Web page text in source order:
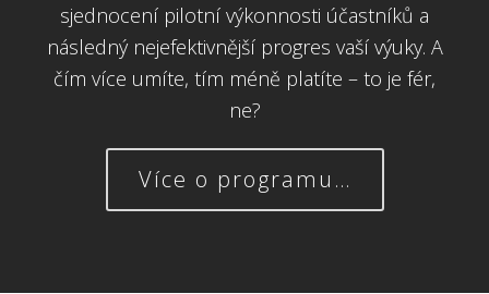
sjednocení pilotní výkonnosti účastníků a
následný nejefektivnější progres vaší výuky. A
čím více umíte, tím méně platíte – to je fér,
ne?
Více o programu…